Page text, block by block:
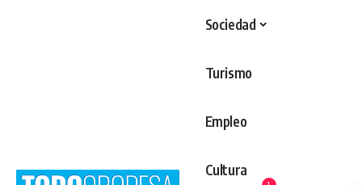
Sociedad
Turismo
Empleo
Cultura